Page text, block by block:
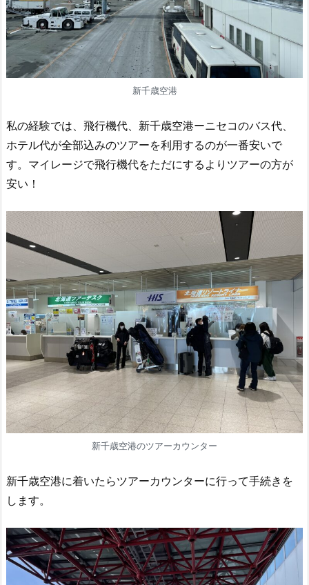
新千歳空港
私の経験では、飛行機代、新千歳空港ーニセコのバス代、
ホテル代が全部込みのツアーを利用するのが一番安いで
す。マイレージで飛行機代をただにするよりツアーの方が
安い！
新千歳空港のツアーカウンター
新千歳空港に着いたらツアーカウンターに行って手続きを
します。